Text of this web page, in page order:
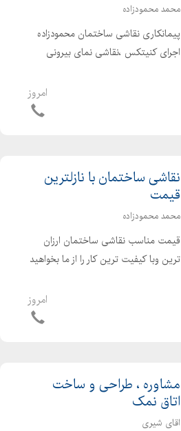
محمد محمودزاده
پیمانکاری نقاشی ساختمان محمودزاده
اجرای کنیتکس ،نقاشی نمای بیرونی
داخل ساختمان اجرای انواع پوشش های
امروز
نقاشی ساختمان با نازلترین
قیمت
محمد محمودزاده
قیمت مناسب نقاشی ساختمان ارزان
ترین وبا کیفیت ترین کار را از ما بخواهید
قیمت نقاشی ساختمان نقاشی ساختمان
در طرح و رنگ های مختلف کاغذ دیواری
امروز
مشاوره ، طراحی و ساخت
اتاق نمک
اقای شیری